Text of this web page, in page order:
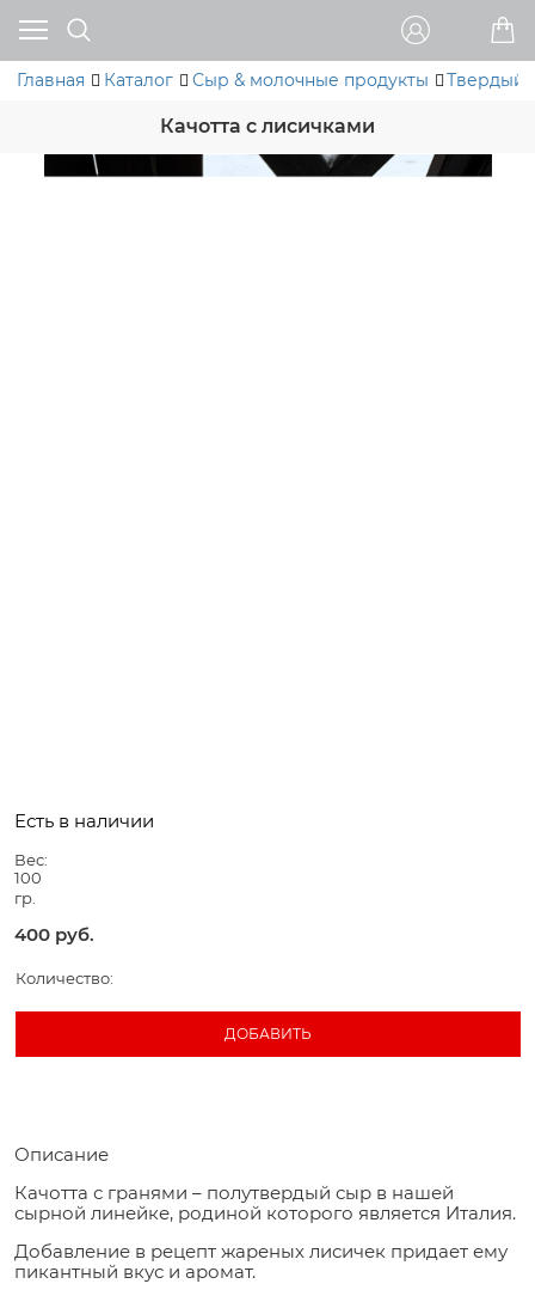
Главная Каталог Сыр & молочные продукты Твердый
Качотта с лисичками
Есть в наличии
Вес:
100
гр.
400 руб.
Количество:
ДОБАВИТЬ
Описание
Качотта с гранями – полутвердый сыр в нашей
сырной линейке, родиной которого является Италия.
Добавление в рецепт жареных лисичек придает ему
пикантный вкус и аромат.